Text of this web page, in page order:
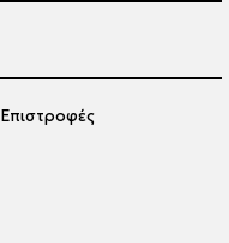
Επιστροφές